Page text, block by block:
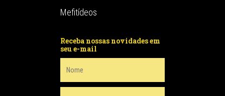
Mefitídeos
Receba nossas novidades em
seu e-mail